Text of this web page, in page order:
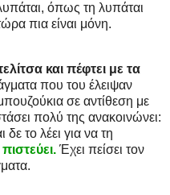
όπως τη λυπάται
πια είναι μόνη.
και πέφτει με τα
που του έλειψαν
σε αντίθεση με
πολύ της ανακοινώνει:
δε το λέει για να τη
Έχει πείσει τον